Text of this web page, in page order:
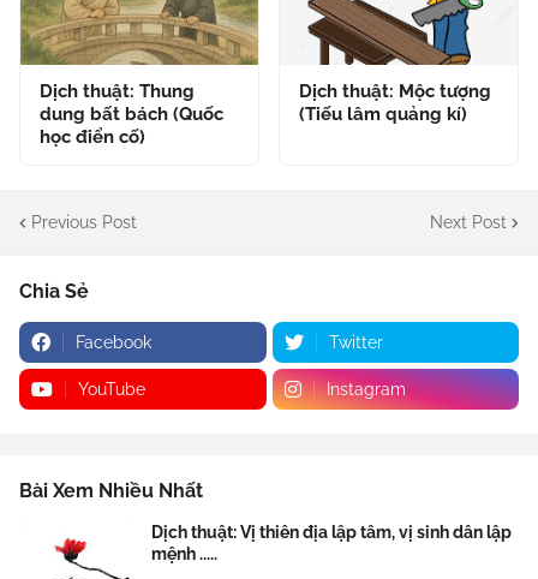
Dịch thuật: Thung
dung bất bách (Quốc
học điển cố)
Dịch thuật: Mộc tượng
(Tiếu lâm quảng kí)
Previous Post Next Post
Chia Sẻ
Facebook Twitter
YouTube Instagram
Bài Xem Nhiều Nhất
Dịch thuật: Vị thiên địa lập tâm, vị sinh dân lập
mệnh .....